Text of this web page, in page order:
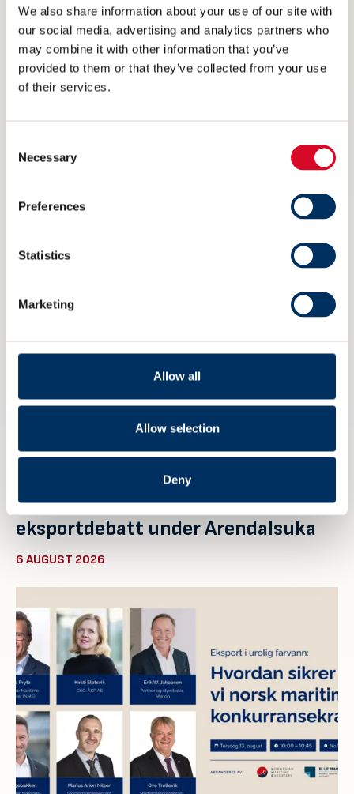
We also share information about your use of our site with
our social media, advertising and analytics partners who
may combine it with other information that you’ve
provided to them or that they’ve collected from your use
of their services.
Selection
Necessary
Preferences
Statistics
Marketing
Allow all
Allow selection
Deny
e-post: gry@metizoft.com
www.metizoft.com
NME inviterer til maritim
eksportdebatt under Arendalsuka
6 AUGUST 2026